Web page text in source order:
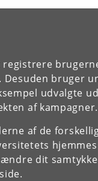
bruger
udvalgte
af kampagner.
af de
dit